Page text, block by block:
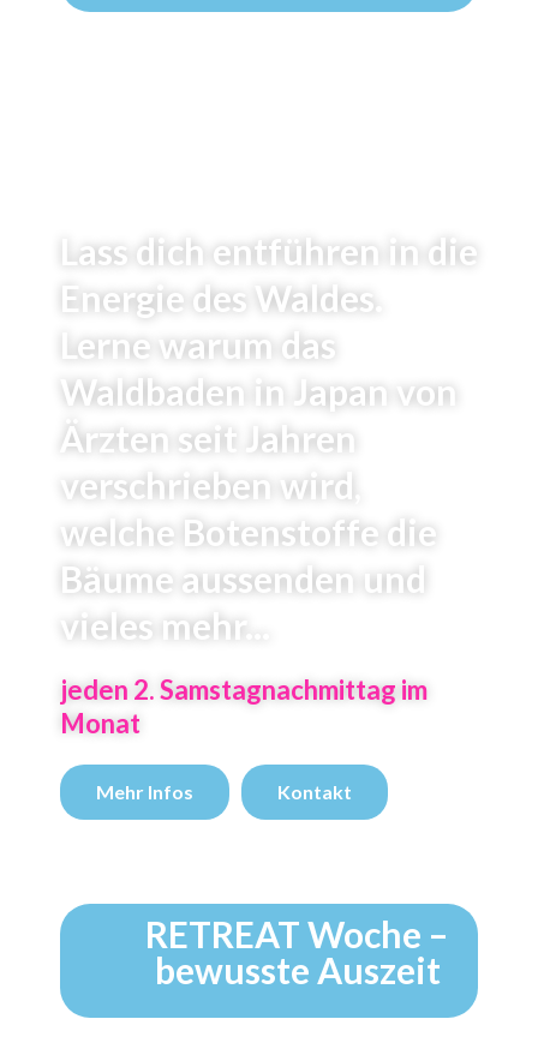
Lass dich entführen in die
Energie des Waldes.
Lerne warum das
Waldbaden in Japan von
Ärzten seit Jahren
verschrieben wird,
welche Botenstoffe die
Bäume aussenden und
vieles mehr...
jeden 2. Samstagnachmittag im
Monat
Mehr Infos Kontakt
RETREAT Woche –
bewusste Auszeit